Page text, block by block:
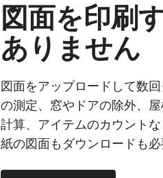
図面を印刷
ありません
図面をアップロードして数
の測定、窓やドアの除外、
計算、アイテムのカウント
紙の図面もダウンロードも必